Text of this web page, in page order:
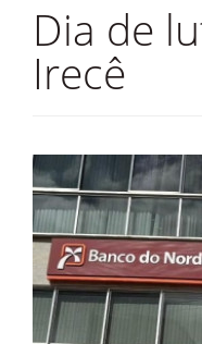
Sindicato
História
Estatuto
Jornal
Fotos
TV Classista
Contato
Dia de
Irecê